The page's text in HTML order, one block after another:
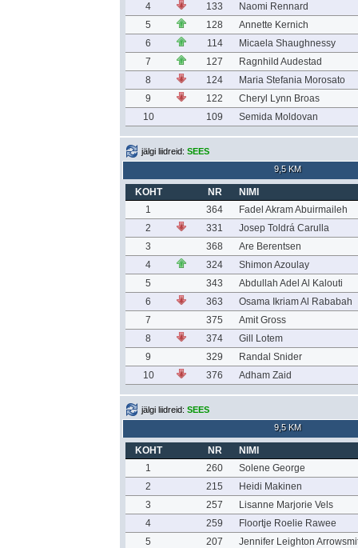
4
133
Naomi Rennard
5
128
Annette Kernich
6
114
Micaela Shaughnessy
7
127
Ragnhild Audestad
8
124
Maria Stefania Morosato
9
122
Cheryl Lynn Broas
10
109 Semida Moldovan
jälgi liidreid: SEES
9,5 KM
KOHT NR
NIMI
1
364
Fadel Akram Abuirmaileh
2
331
Josep Toldrá Carulla
3
368
Are Berentsen
4
324
Shimon Azoulay
5
343
Abdullah Adel Al Kalouti
6
363
Osama Ikriam Al Rababah
7
375
Amit Gross
8
374
Gill Lotem
9
329
Randal Snider
10
376 Adham Zaid
jälgi liidreid: SEES
9,5 KM
KOHT NR
NIMI
1
260
Solene George
2
215
Heidi Makinen
3
257
Lisanne Marjorie Vels
4
259
Floortje Roelie Rawee
5
207
Jennifer Leighton